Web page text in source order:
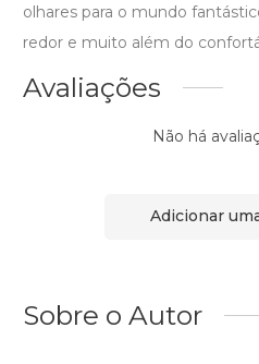
olhares para o mundo
redor e muito além do
Avaliações
Não há
Adicionar
Sobre o Autor